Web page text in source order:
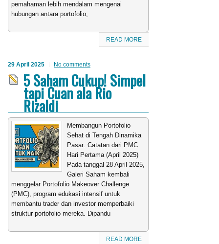
pemahaman lebih mendalam mengenai
hubungan antara portofolio,
READ MORE
29 April 2025 No comments
5 Saham Cukup! Simpel
tapi Cuan ala Rio
Rizaldi
Membangun Portofolio
Sehat di Tengah Dinamika
Pasar: Catatan dari PMC
Hari Pertama (April 2025)
Pada tanggal 28 April 2025,
Galeri Saham kembali
menggelar Portofolio Makeover Challenge
(PMC), program edukasi intensif untuk
membantu trader dan investor memperbaiki
struktur portofolio mereka. Dipandu
READ MORE